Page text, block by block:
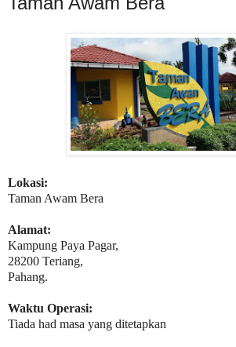
Lokasi:
Taman Awam Bera
Alamat:
Kampung Paya Pagar,
28200 Teriang,
Pahang.
Waktu Operasi:
Tiada had masa yang ditetapkan